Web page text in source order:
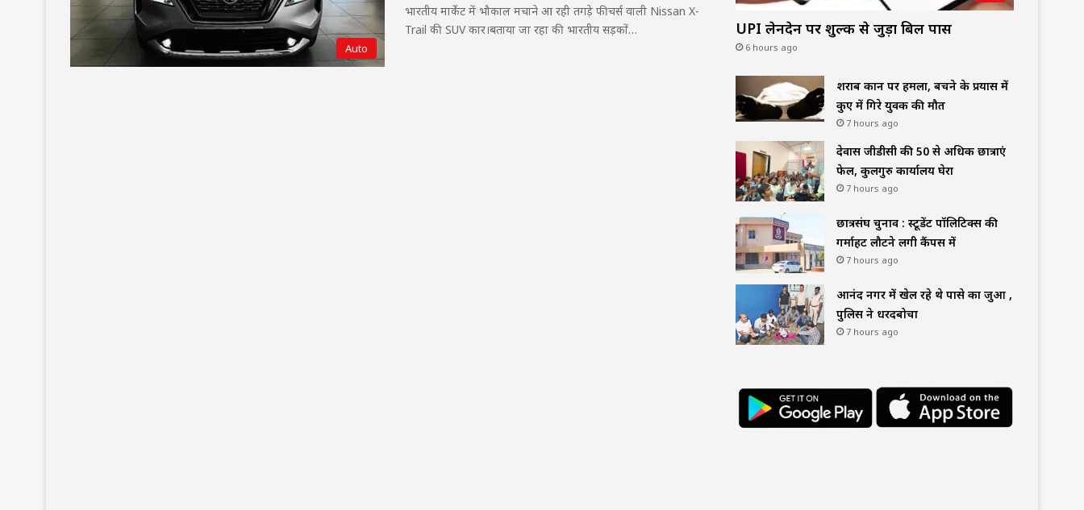
Auto
भारतीय मार्केट में भौकाल मचाने आ रही तगड़े फीचर्स वाली Nissan X-
Trail की SUV कार।बताया जा रहा की भारतीय सड़कों…
UPI लेनदेन पर शुल्क से जुड़ा बिल पास
6 hours ago
शराब दुकान पर हमला, बचने के प्रयास में
कुए में गिरे युवक की मौत
7 hours ago
देवास जीडीसी की 50 से अधिक छात्राएं
फेल, कुलगुरु कार्यालय घेरा
7 hours ago
छात्रसंघ चुनाव : स्टूडेंट पॉलिटिक्स की
गर्माहट लौटने लगी कैंपस में
7 hours ago
आनंद नगर में खेल रहे थे पासे का जुआ ,
पुलिस ने धरदबोचा
7 hours ago